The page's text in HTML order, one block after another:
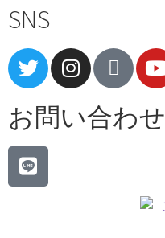
SNS
お問い合わせ